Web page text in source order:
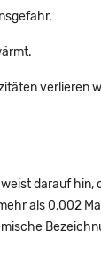
verlieren
darauf hin,
als 0,002